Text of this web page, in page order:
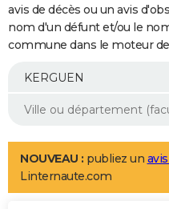
Retraite
Epargne
Immobilier
Risques naturels par ville
Banque
Assurance
AUTO
Essais
Réserver un essai
Citadines
Berlines
SUV
Forum auto
+
Mobiles
Meilleur smartphone
Internet
Ordinateurs
Jeux vidéo
Guide high-tech
Aménagement intérieur
LIFESTYLE
Art de vivre
Bien-être
Loisirs
Mode
Modes de vie
avis de décès ou un avis
nom d'un défunt et/ou le
commune dans le moteur
NOUVEAU : publiez un
Linternaute.com